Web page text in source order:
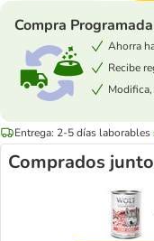
Compra Programada
Ahorra
Recibe
Entrega: 2-5 días laborables
Comprados